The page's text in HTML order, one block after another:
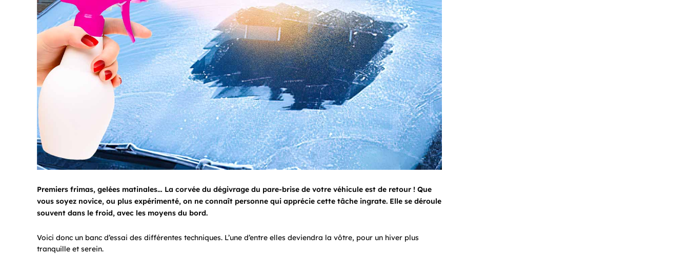
Premiers frimas, gelées matinales… La corvée du dégivrage du pare-brise de votre véhicule est de retour ! Que
vous soyez novice, ou plus expérimenté, on ne connaît personne qui apprécie cette tâche ingrate. Elle se déroule
souvent dans le froid, avec les moyens du bord.
Voici donc un banc d’essai des différentes techniques. L’une d’entre elles deviendra la vôtre, pour un hiver plus
tranquille et serein.